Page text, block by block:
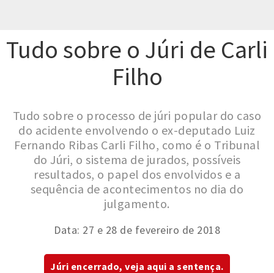
Tudo sobre o Júri de Carli
Filho
Tudo sobre o processo de júri popular do caso
do acidente envolvendo o ex-deputado Luiz
Fernando Ribas Carli Filho, como é o Tribunal
do Júri, o sistema de jurados, possíveis
resultados, o papel dos envolvidos e a
sequência de acontecimentos no dia do
julgamento.
Data: 27 e 28 de fevereiro de 2018
Júri encerrado, veja aqui a sentença.